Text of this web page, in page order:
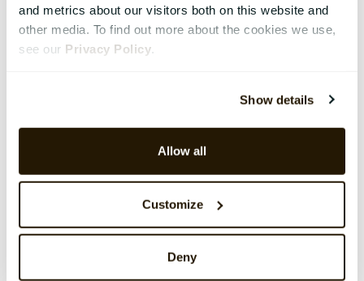
and metrics about our visitors both on this website and
other media. To find out more about the cookies we use,
see our Privacy Policy
Show details
Allow all
Customize
Deny